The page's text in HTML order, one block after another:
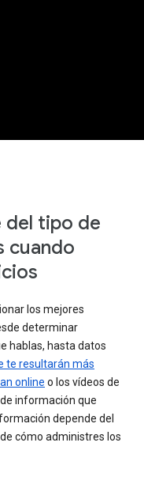
del tipo de
cuando
los mejores
determinar
hablas, hasta datos
te resultarán más
online o los vídeos de
información que
depende del
cómo administres los